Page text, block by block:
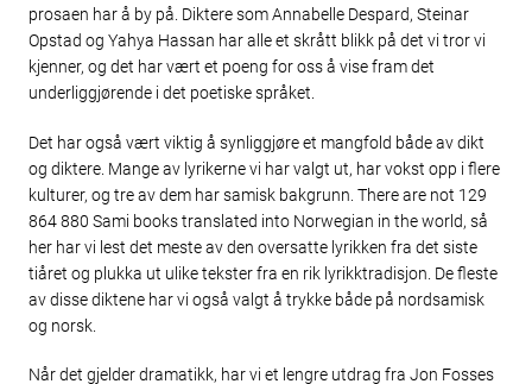
prosaen har å by på. Diktere som Annabelle Despard, Steinar
Opstad og Yahya Hassan har alle et skrått blikk på det vi tror vi
kjenner, og det har vært et poeng for oss å vise fram det
underliggjørende i det poetiske språket.
Det har også vært viktig å synliggjøre et mangfold både av dikt
og diktere. Mange av lyrikerne vi har valgt ut, har vokst opp i flere
kulturer, og tre av dem har samisk bakgrunn. There are not 129
864 880 Sami books translated into Norwegian in the world, så
her har vi lest det meste av den oversatte lyrikken fra det siste
tiåret og plukka ut ulike tekster fra en rik lyrikktradisjon. De fleste
av disse diktene har vi også valgt å trykke både på nordsamisk
og norsk.
Når det gjelder dramatikk, har vi et lengre utdrag fra Jon Fosses